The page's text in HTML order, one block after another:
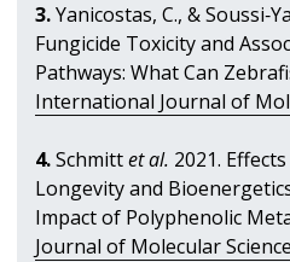
3.Yanicostas, C., &
Fungicide Toxicity and
Pathways: What Can
International Journal of
4.Schmittet al. 2021.
Longevity and
Impact of Polyphenolic
Journal of Molecular